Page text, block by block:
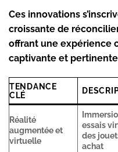
Ces innovations
croissante de
offrant une expérience
captivante et
TENDANCE
CLÉ
Réalité
augmentée et
virtuelle
essais
des
achat